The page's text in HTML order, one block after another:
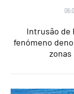
Intrusão de
fenómeno